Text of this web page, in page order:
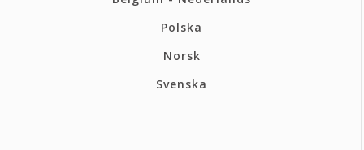
Polska
Norsk
Svenska